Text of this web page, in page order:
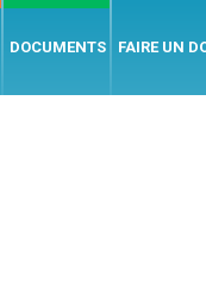
DOCUMENTS FAIRE UN